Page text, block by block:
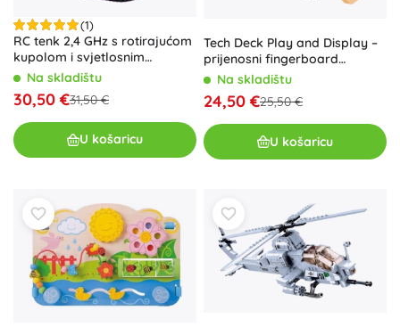
(1)
RC tenk 2,4 GHz s rotirajućom
kupolom i svjetlosnim
efektima – Zelena
Na skladištu
30,50 €31,50 €
U košaricu
Tech Deck Play and Display –
prijenosni fingerboard
skatepark sa stalkom
Na skladištu
24,50 €25,50 €
U košaricu